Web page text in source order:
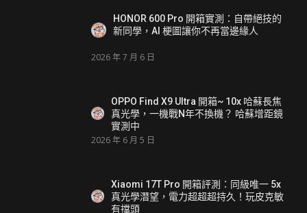
HONOR 600 Pro 開箱實測：自帶絕技的
新同學，AI 梗圖讓你不再當邊緣人
2026 年 7 月 6 日
OPPO Find X9 Ultra 開箱~ 10x 哈蘇長焦
真光學，一機戰N年不換機？ 哈蘇增距鏡
實測中
2026 年 6 月 5 日
Xiaomi 17T Pro 開箱評測：同級唯一 5x
真光學潛望，電力超超超持久！玩皮克敏
有擋頭